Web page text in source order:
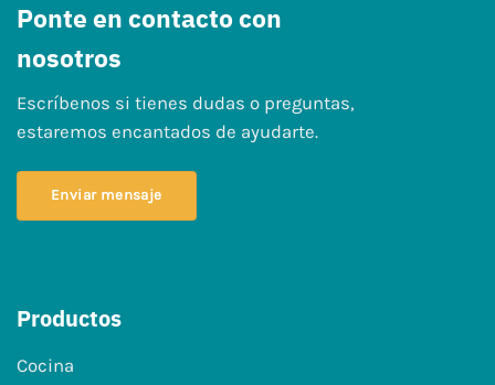
Ponte en contacto con
nosotros
Escríbenos si tienes dudas o preguntas,
estaremos encantados de ayudarte.
Enviar mensaje
Productos
Cocina